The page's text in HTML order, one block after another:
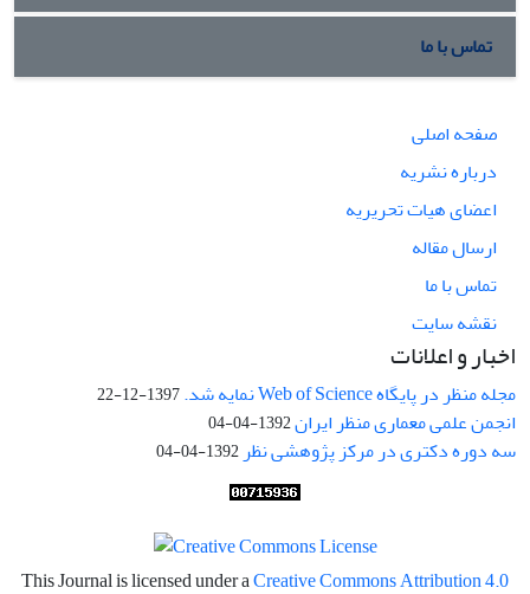
تماس با ما
صفحه اصلی
درباره نشریه
اعضای هیات تحریریه
ارسال مقاله
تماس با ما
نقشه سایت
اخبار و اعلانات
مجله منظر در پایگاه Web of Science نمایه شد. 1397-12-22
انجمن علمی معماری منظر ایران1392-04-04
سه دوره دکتری در مرکز پژوهشی نظر1392-04-04
This Journal is licensed under aCreative Commons Attribution 4.0